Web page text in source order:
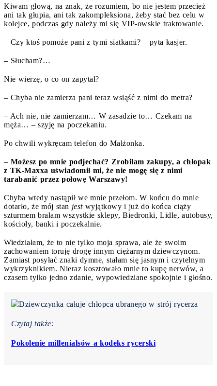
Kiwam głową, na znak, że rozumiem, bo nie jestem przecież
ani tak głupia, ani tak zakompleksiona, żeby stać bez celu w
kolejce, podczas gdy należy mi się VIP-owskie traktowanie.
– Czy ktoś pomoże pani z tymi siatkami? – pyta kasjer.
– Słucham?…
Nie wierzę, o co on zapytał?
– Chyba nie zamierza pani teraz wsiąść z nimi do metra?
– Ach nie, nie zamierzam… W zasadzie to… Czekam na
męża… – szyję na poczekaniu.
Po chwili wykręcam telefon do Małżonka.
– Możesz po mnie podjechać? Zrobiłam zakupy, a chłopak
z TK-Maxxa uświadomił mi, że nie mogę się z nimi
tarabanić przez połowę Warszawy!
Chyba wtedy nastąpił we mnie przełom. W końcu do mnie
dotarło, że mój stan jest wyjątkowy i już do końca ciąży
szturmem brałam wszystkie sklepy, Biedronki, Lidle, autobusy,
kościoły, banki i poczekalnie.
Wiedziałam, że to nie tylko moja sprawa, ale że swoim
zachowaniem toruję drogę innym ciężarnym dziewczynom.
Zamiast posyłać znaki dymne, stałam się jasnym i czytelnym
wykrzyknikiem. Nieraz kosztowało mnie to kupę nerwów, a
czasem tylko jedno zdanie, wypowiedziane spokojnie i głośno.
Czytaj także:
Pokolenie millenialsów a kodeks rycerski